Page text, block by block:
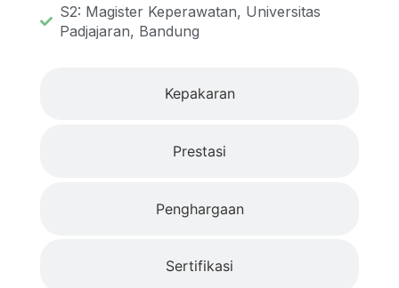
Kepakaran
Prestasi
Penghargaan
Sertifikasi
S2: Magister Keperawatan, Universitas
Padjajaran, Bandung